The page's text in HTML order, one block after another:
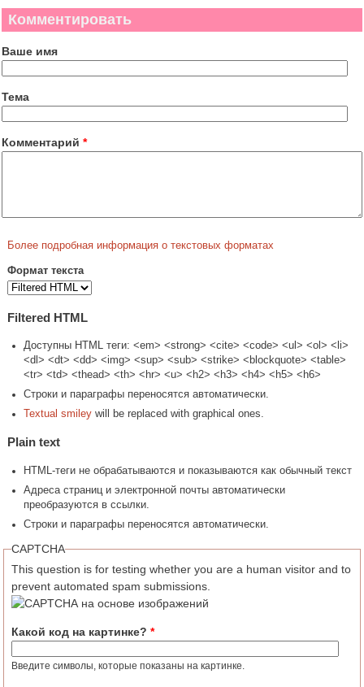
Комментировать
Ваше имя
Тема
Комментарий *
Более подробная информация о текстовых форматах
Формат текста
Filtered HTML
Доступны HTML теги: <em> <strong> <cite> <code> <ul> <ol> <li>
<dl> <dt> <dd> <img> <sup> <sub> <strike> <blockquote> <table>
<tr> <td> <thead> <th> <hr> <u> <h2> <h3> <h4> <h5> <h6>
Строки и параграфы переносятся автоматически.
Textual smiley will be replaced with graphical ones.
Plain text
HTML-теги не обрабатываются и показываются как обычный текст
Адреса страниц и электронной почты автоматически
преобразуются в ссылки.
Строки и параграфы переносятся автоматически.
CAPTCHA
This question is for testing whether you are a human visitor and to
prevent automated spam submissions.
Какой код на картинке? *
Введите символы, которые показаны на картинке.